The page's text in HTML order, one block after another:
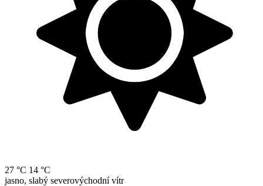
27 °C 14 °C
jasno, slabý severovýchodní vítr